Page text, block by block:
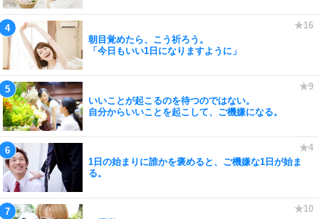
朝目覚めたら、こう祈ろう。
「今日もいい1日になりますように」
いいことが起こるのを待つのではない。
自分からいいことを起こして、ご機嫌になる。
1日の始まりに誰かを褒めると、ご機嫌な1日が始ま
る。